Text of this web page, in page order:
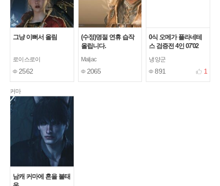
그냥 이뻐서 올림
로이스로이
2562
(수정)명절 연휴 습작
올립니다.
Maljac
2065
0식 오메가 플라네테
스 검증전 4인 07'02
리,수렵피리)
냉양군
891 1
커마
남캐 커마에 혼을 불태